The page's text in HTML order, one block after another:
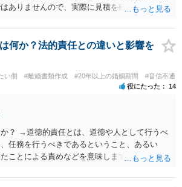
ありませんので、実際に見積を確認されたい
があります。
何か？法的責任との違いと影響を
い側 #離婚書類作成 #20年以上の婚姻期間 #音信不通
役にたった 14
？ →道徳的責任とは、道徳や人として行うべ
任務を行うべきであるということ、あるい
ことによる責めなどを意味します。 道義的責
的責任を果たさないことで、他人からの信用